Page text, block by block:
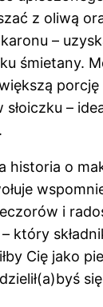
z oliwą
–
śmietany.
porcję
–
historia o
i
który
Cię jako